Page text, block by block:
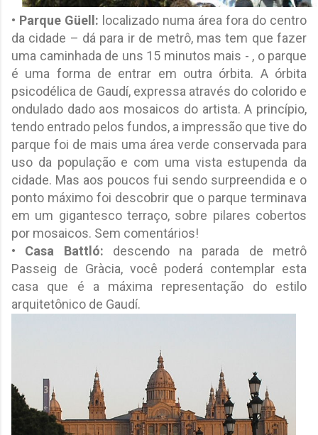
• Parque Güell: localizado numa área fora do centro
da cidade – dá para ir de metrô, mas tem que fazer
uma caminhada de uns 15 minutos mais - , o parque
é uma forma de entrar em outra órbita. A órbita
psicodélica de Gaudí, expressa através do colorido e
ondulado dado aos mosaicos do artista. A princípio,
tendo entrado pelos fundos, a impressão que tive do
parque foi de mais uma área verde conservada para
uso da população e com uma vista estupenda da
cidade. Mas aos poucos fui sendo surpreendida e o
ponto máximo foi descobrir que o parque terminava
em um gigantesco terraço, sobre pilares cobertos
por mosaicos. Sem comentários!
• Casa Battló: descendo na parada de metrô
Passeig de Gràcia, você poderá contemplar esta
casa que é a máxima representação do estilo
arquitetônico de Gaudí.